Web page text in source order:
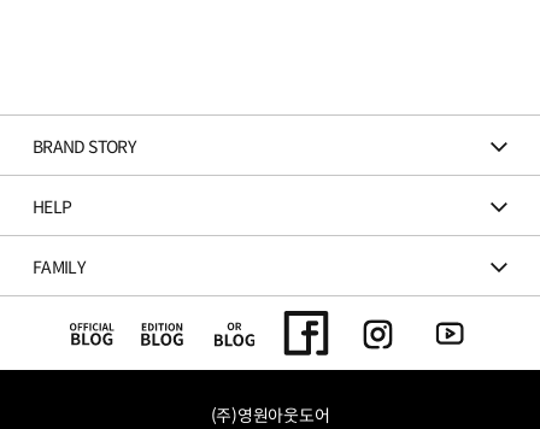
BRAND STORY
HELP
FAMILY
(주)영원아웃도어